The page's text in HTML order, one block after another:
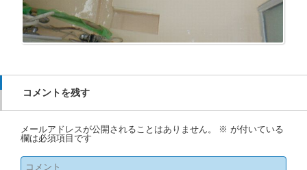
コメントを残す
メールアドレスが公開されることはありません。 ※ が付いている
欄は必須項目です